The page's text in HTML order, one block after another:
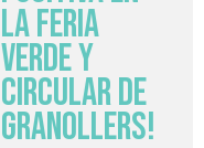
la Feria
Verde y
Circular de
Granollers!